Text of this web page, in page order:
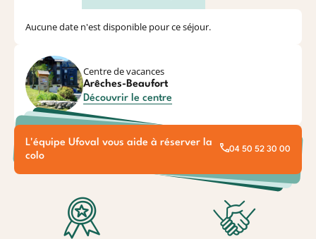
Aucune date n'est disponible pour ce séjour.
Centre de vacances
Arêches-Beaufort
Découvrir le centre
L'équipe Ufoval vous aide à réserver la
colo
04 50 52 30 00